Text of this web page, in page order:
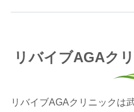
リバイブAGAク
リバイブAGAクリニックは